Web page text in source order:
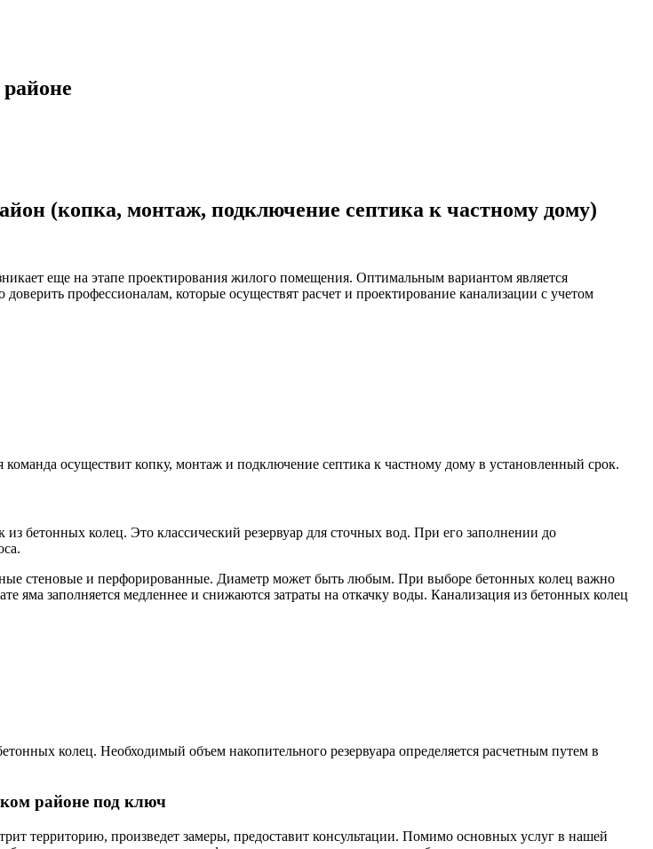
(копка, монтаж, подключение септика к частному дому)
еще на этапе проектирования жилого помещения. Оптимальным вариантом является
профессионалам, которые осуществят расчет и проектирование канализации с учетом
осуществит копку, монтаж и подключение септика к частному дому в установленный срок.
бетонных колец. Это классический резервуар для сточных вод. При его заполнении до
стеновые и перфорированные. Диаметр может быть любым. При выборе бетонных колец важно
яма заполняется медленнее и снижаются затраты на откачку воды. Канализация из бетонных колец
колец. Необходимый объем накопительного резервуара определяется расчетным путем в
районе под ключ
территорию, произведет замеры, предоставит консультации. Помимо основных услуг в нашей